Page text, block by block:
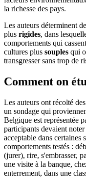
la richesse des pays.
Les auteurs déterminent
plus rigides, dans
comportements qui
cultures plus souples qui
transgresser sans trop de
Comment on
Les auteurs ont récolté
un sondage qui
Belgique est représentée
participants devaient
acceptable dans
comportements testés :
(jurer), rire, s'embrasser,
une visite à la banque,
enterrement, dans une